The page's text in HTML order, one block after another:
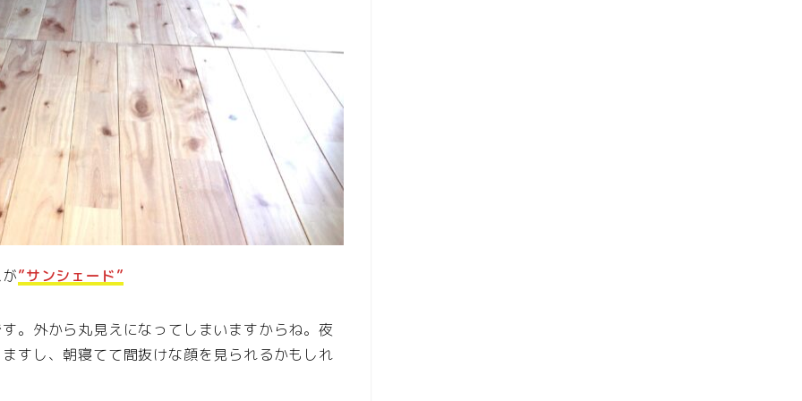
”サンシェード”
。外から丸見えになってしまいますからね。夜
すし、朝寝てて間抜けな顔を見られるかもしれ